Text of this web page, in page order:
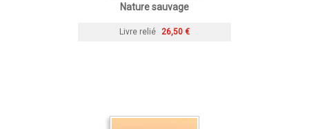
Nature sauvage
Livre relié 26,50 €